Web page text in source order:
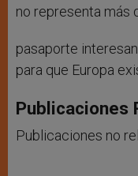
no representa más
pasaporte
para que Europa
Publicaciones
Publicaciones no